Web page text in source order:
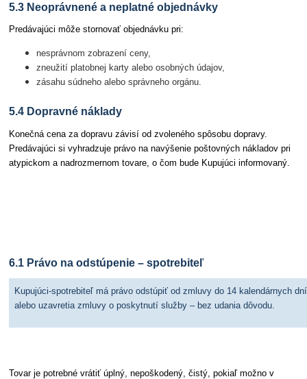
5.3 Neoprávnené a neplatné objednávky
Predávajúci môže stornovať objednávku pri:
nesprávnom zobrazení ceny,
zneužití platobnej karty alebo osobných údajov,
zásahu súdneho alebo správneho orgánu.
5.4 Dopravné náklady
Konečná cena za dopravu závisí od zvoleného spôsobu dopravy.
Predávajúci si vyhradzuje právo na navýšenie poštovných nákladov pri
atypickom a nadrozmernom tovare, o čom bude Kupujúci informovaný.
6.1 Právo na odstúpenie – spotrebiteľ
Kupujúci-spotrebiteľ má právo odstúpiť od zmluvy do 14 kalendárnych
alebo uzavretia zmluvy o poskytnutí služby – bez udania dôvodu.
Tovar je potrebné vrátiť úplný, nepoškodený, čistý, pokiaľ možno v